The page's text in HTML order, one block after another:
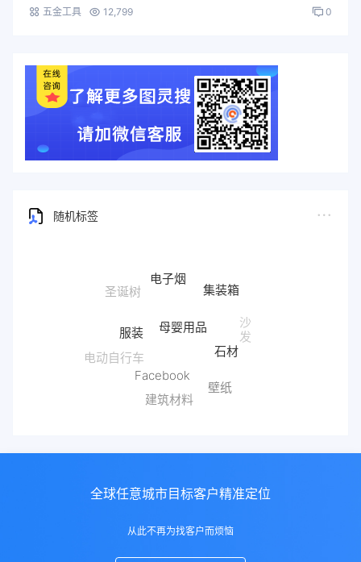
五金工具 12,799 0
随机标签
集装箱
沙
发
电动自行车
壁纸
建筑材料
Facebook
全球任意城市目标客户精准定位
从此不再为找客户而烦恼